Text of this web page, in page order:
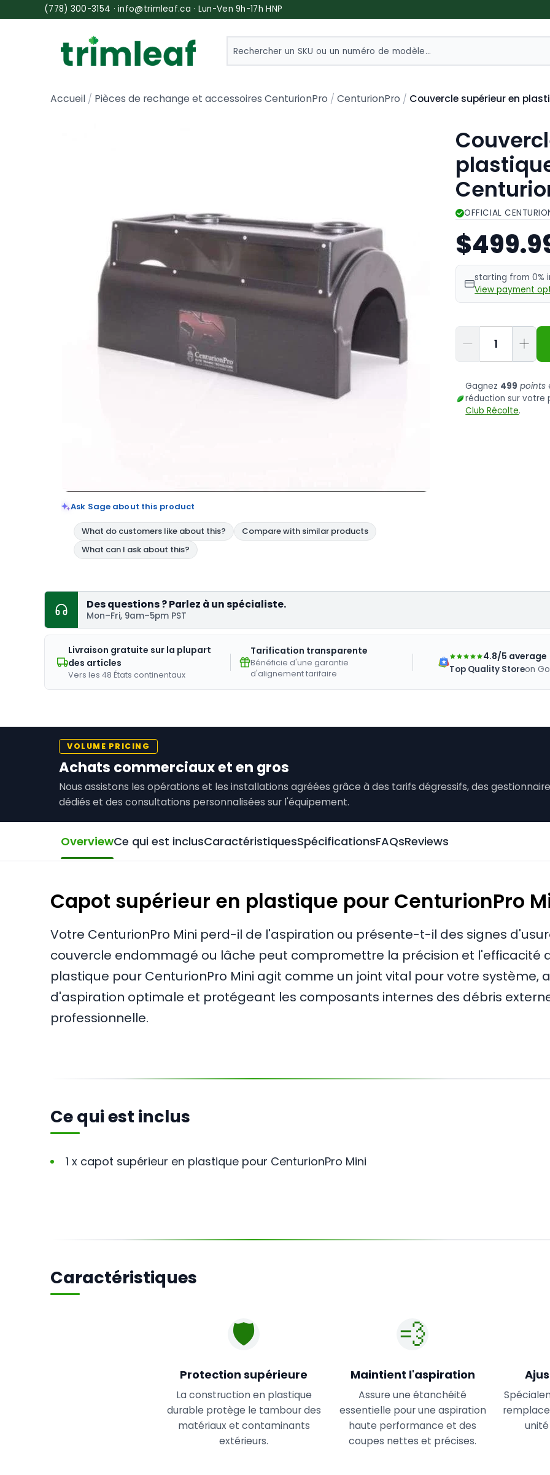
(778) 300-3154 · info@trimleaf.ca · Lun-Ven 9h-17h HNP
SEARCH
Accueil Pièces de rechange et accessoires CenturionPro CenturionPro Couvercle supérieur en
Ask Sage about this product
OFFICIAL
starting from 0%
View payment
Quantité
Gagnez 499 points
réduction sur votre
Club Récolte.
Des questions ? Parlez à un spécialiste.
Mon–Fri, 9am–5pm PST
Livraison gratuite sur la plupart
des articles
Vers les 48 États continentaux
Tarification transparente
Bénéficie d'une garantie
d'alignement tarifaire
4.8/5 average
Top Quality Storeon
VOLUME PRICING
Achats commerciaux et en gros
Nous assistons les opérations et les installations agréées grâce à des tarifs dégressifs, des
dédiés et des consultations personnalisées sur l'équipement.
OverviewCe qui est inclusCaractéristiquesSpécificationsFAQsReviews
Capot supérieur en plastique pour CenturionPro
Votre CenturionPro Mini perd-il de l'aspiration ou présente-t-il des signes
couvercle endommagé ou lâche peut compromettre la précision et l'efficacité
plastique pour CenturionPro Mini agit comme un joint vital pour votre système,
d'aspiration optimale et protégeant les composants internes des débris
professionnelle.
Ce qui est inclus
1 x capot supérieur en plastique pour CenturionPro Mini
Caractéristiques
🛡️
Protection supérieure
La construction en plastique
durable protège le tambour des
matériaux et contaminants
extérieurs.
💨
Maintient l'aspiration
Assure une étanchéité
essentielle pour une aspiration
haute performance et des
coupes nettes et précises.